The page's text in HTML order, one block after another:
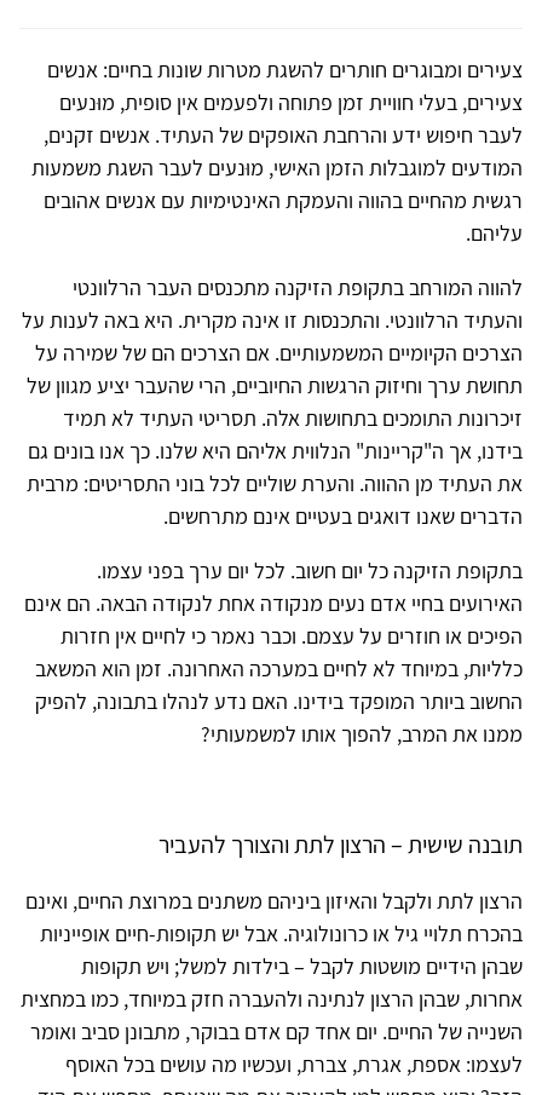
צעירים ומבוגרים חותרים להשגת מטרות שונות בחיים: אנשים
צעירים, בעלי חוויית זמן פתוחה ולפעמים אין סופית, מוּנעים
לעבר חיפוש ידע והרחבת האופקים של העתיד. אנשים זקנים,
המודעים למוגבלות הזמן האישי, מוּנעים לעבר השגת משמעות
רגשית מהחיים בהווה והעמקת האינטימיות עם אנשים אהובים
עליהם.
להווה המורחב בתקופת הזיקנה מתכנסים העבר הרלוונטי
והעתיד הרלוונטי. והתכנסות זו אינה מקרית. היא באה לענות על
הצרכים הקיומיים המשמעותיים. אם הצרכים הם של שמירה על
תחושת ערך וחיזוק הרגשות החיוביים, הרי שהעבר יציע מגוון של
זיכרונות התומכים בתחושות אלה. תסריטי העתיד לא תמיד
בידנו, אך ה"קריינות" הנלווית אליהם היא שלנו. כך אנו בונים גם
את העתיד מן ההווה. והערת שוליים לכל בוני התסריטים: מרבית
הדברים שאנו דואגים בעטיים אינם מתרחשים.
בתקופת הזיקנה כל יום חשוב. לכל יום ערך בפני עצמו.
האירועים בחיי אדם נעים מנקודה אחת לנקודה הבאה. הם אינם
הפיכים או חוזרים על עצמם. וכבר נאמר כי לחיים אין חזרות
כלליות, במיוחד לא לחיים במערכה האחרונה. זמן הוא המשאב
החשוב ביותר המופקד בידינו. האם נדע לנהלו בתבונה, להפיק
ממנו את המרב, להפוך אותו למשמעותי?
תובנה שישית – הרצון לתת והצורך להעביר
הרצון לתת ולקבל והאיזון ביניהם משתנים במרוצת החיים, ואינם
בהכרח תלויי גיל או כרונולוגיה. אבל יש תקופות-חיים אופייניות
שבהן הידיים מושטות לקבל – בילדות למשל; ויש תקופות
אחרות, שבהן הרצון לנתינה ולהעברה חזק במיוחד, כמו במחצית
השנייה של החיים. יום אחד קם אדם בבוקר, מתבונן סביב ואומר
לעצמו: אספת, אגרת, צברת, ועכשיו מה עושים בכל האוסף